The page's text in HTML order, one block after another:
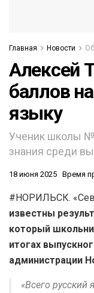
Главная Новости
Алексей
баллов
языку
Ученик школы
знания среди
18 июня 2025 Время
#НОРИЛЬСК.
известны
который
итогах
администрации
«Всего русский